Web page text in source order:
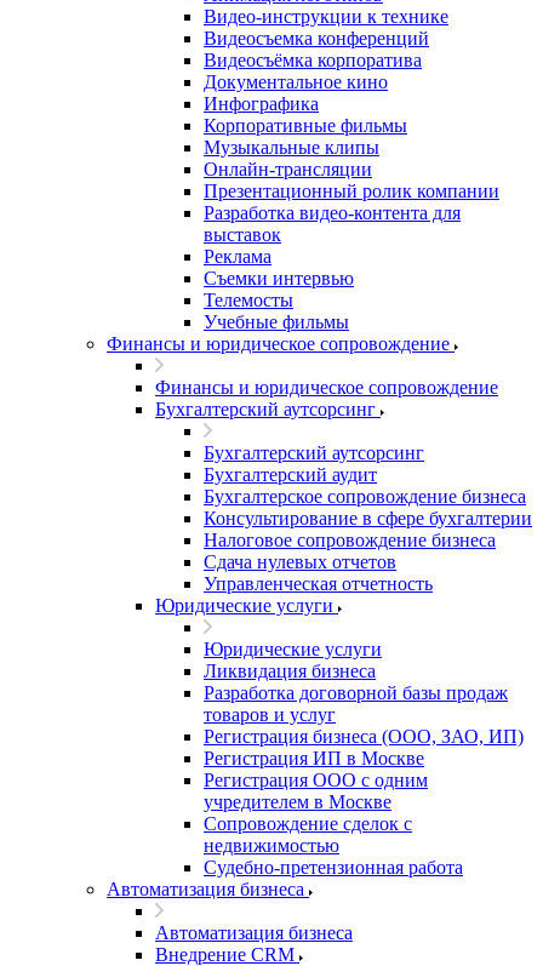
Видео-инструкции к технике
Видеосъемка конференций
Видеосъёмка корпоратива
Документальное кино
Инфографика
Корпоративные фильмы
Музыкальные клипы
Онлайн-трансляции
Презентационный ролик компании
Разработка видео-контента для
выставок
Реклама
Съемки интервью
Телемосты
Учебные фильмы
Финансы и юридическое сопровождение
Финансы и юридическое сопровождение
Бухгалтерский аутсорсинг
Бухгалтерский аутсорсинг
Бухгалтерский аудит
Бухгалтерское сопровождение бизнеса
Консультирование в сфере бухгалтерии
Налоговое сопровождение бизнеса
Сдача нулевых отчетов
Управленческая отчетность
Юридические услуги
Юридические услуги
Ликвидация бизнеса
Разработка договорной базы продаж
товаров и услуг
Регистрация бизнеса (ООО, ЗАО, ИП)
Регистрация ИП в Москве
Регистрация ООО с одним
учредителем в Москве
Сопровождение сделок с
недвижимостью
Судебно-претензионная работа
Автоматизация бизнеса
Автоматизация бизнеса
Внедрение CRM